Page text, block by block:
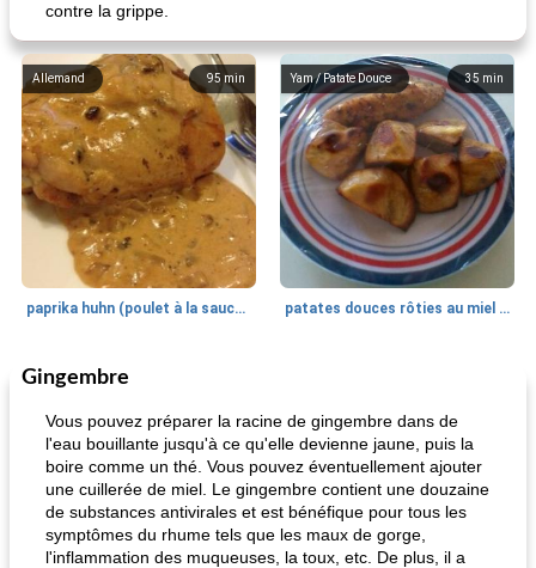
contre la grippe.
95 min
Allemand
paprika huhn (poulet à la sauce paprika).
35 min
Yam / Patate Douce
patates douces rôties au miel / kumara
Petit déjeuner et brunch
Gingembre
Vous pouvez préparer la racine de gingembre dans de
l'eau bouillante jusqu'à ce qu'elle devienne jaune, puis la
boire comme un thé. Vous pouvez éventuellement ajouter
une cuillerée de miel. Le gingembre contient une douzaine
de substances antivirales et est bénéfique pour tous les
symptômes du rhume tels que les maux de gorge,
l'inflammation des muqueuses, la toux, etc. De plus, il a